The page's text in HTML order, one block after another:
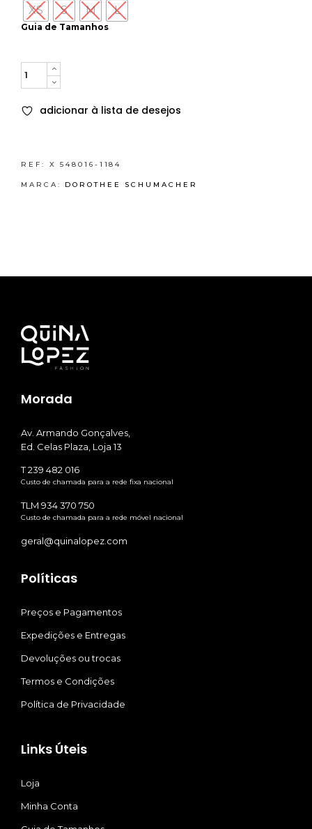
Guia de Tamanhos
XS S M L
Quantity
adicionar à lista de desejos
REF: X 548016-1184
MARCA: DOROTHEE SCHUMACHER
Morada
Av. Armando Gonçalves,
Ed. Celas Plaza, Loja 13
T 239 482 016
Custo de chamada para a rede fixa nacional
TLM 934 370 750
Custo de chamada para a rede móvel nacional
geral@quinalopez.com
Políticas
Preços e Pagamentos
Expedições e Entregas
Devoluções ou trocas
Termos e Condições
Política de Privacidade
Links Úteis
Loja
Minha Conta